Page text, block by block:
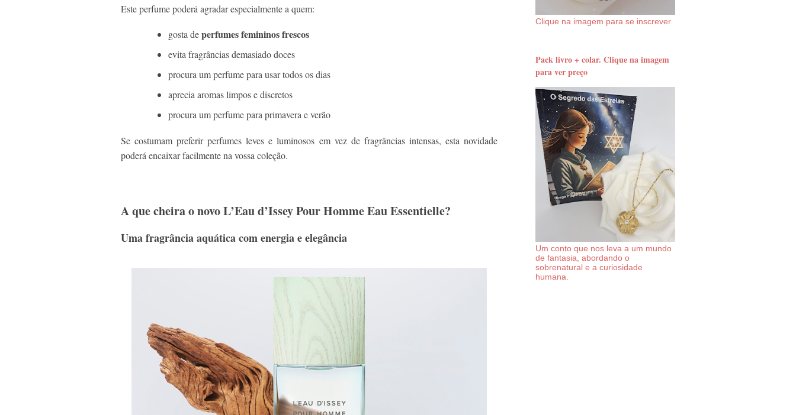
Este perfume poderá agradar especialmente a quem:
gosta deperfumes femininos frescos
evita fragrâncias demasiado doces
procura um perfume para usar todos os dias
aprecia aromas limpos e discretos
procura um perfume para primavera e verão
Se costumam preferir perfumes leves e luminosos em vez de fragrâncias intensas, esta novidade
poderá encaixar facilmente na vossa coleção.
A que cheira o novo L’Eau d’Issey Pour Homme Eau Essentielle?
Uma fragrância aquática com energia e elegância
Clique na imagem para se inscrever
Pack livro + colar. Clique na imagem
para ver preço
Um conto que nos leva a um mundo
de fantasia, abordando o
sobrenatural e a curiosidade
humana.